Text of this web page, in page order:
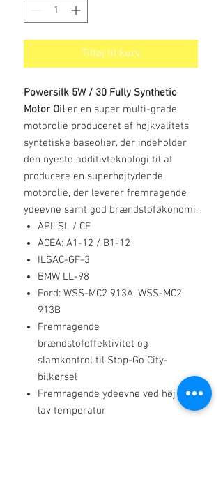
Tilføj til kurv
Powersilk 5W / 30 Fully Synthetic
Motor Oil er en super multi-grade
motorolie produceret af højkvalitets
syntetiske baseolier, der indeholder
den nyeste additivteknologi til at
producere en superhøjtydende
motorolie, der leverer fremragende
ydeevne samt god brændstoføkonomi.
API: SL / CF
ACEA: A1-12 / B1-12
ILSAC-GF-3
BMW LL-98
Ford: WSS-MC2 913A, WSS-MC2
913B
Fremragende
brændstofeffektivitet og
slamkontrol til Stop-Go City-
bilkørsel
Fremragende ydeevne ved høj og
lav temperatur